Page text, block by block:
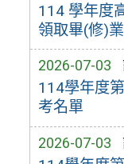
114 學年度
領取畢(修)
2026-07-03
114學年度
考名單
2026-07-03